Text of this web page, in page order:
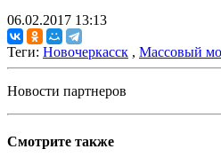
06.02.2017 13:13
Теги: Новочеркасск , Массовый
Новости партнеров
Смотрите также